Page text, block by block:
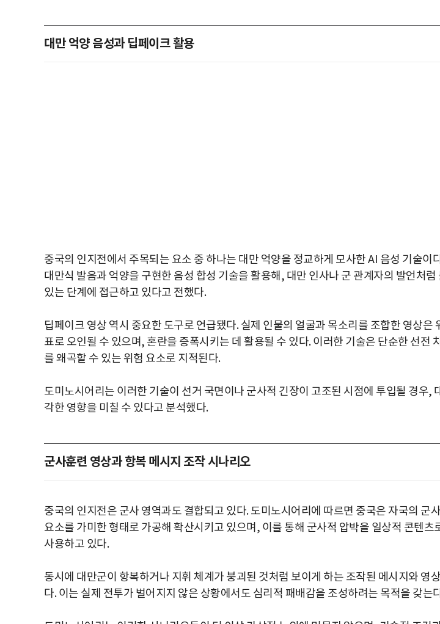
대만 억양 음성과 딥페이크 활용
중국의 인지전에서 주목되는 요소 중 하나는 대만 억양을 정교하게 모사한 AI 음성 기술이
대만식 발음과 억양을 구현한 음성 합성 기술을 활용해, 대만 인사나 군 관계자의 발언처
있는 단계에 접근하고 있다고 전했다.
딥페이크 영상 역시 중요한 도구로 언급됐다. 실제 인물의 얼굴과 목소리를 조합한 영상은
표로 오인될 수 있으며, 혼란을 증폭시키는 데 활용될 수 있다. 이러한 기술은 단순한 선전
를 왜곡할 수 있는 위험 요소로 지적된다.
도미노시어리는 이러한 기술이 선거 국면이나 군사적 긴장이 고조된 시점에 투입될 경우,
각한 영향을 미칠 수 있다고 분석했다.
군사훈련 영상과 항복 메시지 조작 시나리오
중국의 인지전은 군사 영역과도 결합되고 있다. 도미노시어리에 따르면 중국은 자국의 군
요소를 가미한 형태로 가공해 확산시키고 있으며, 이를 통해 군사적 압박을 일상적 콘텐츠
사용하고 있다.
동시에 대만군이 항복하거나 지휘 체계가 붕괴된 것처럼 보이게 하는 조작된 메시지와 영
다. 이는 실제 전투가 벌어지지 않은 상황에서도 심리적 패배감을 조성하려는 목적을 갖는
박지
초보